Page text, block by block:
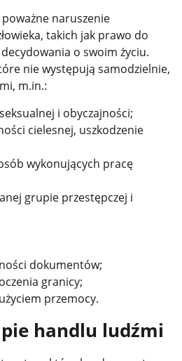
naruszenie
takich jak prawo do
o swoim życiu.
nie występują samodzielnie,
m.in.:
i obyczajności;
cielesnej, uszkodzenie
wykonujących pracę
grupie przestępczej i
dokumentów;
granicy;
przemocy.
handlu ludźmi